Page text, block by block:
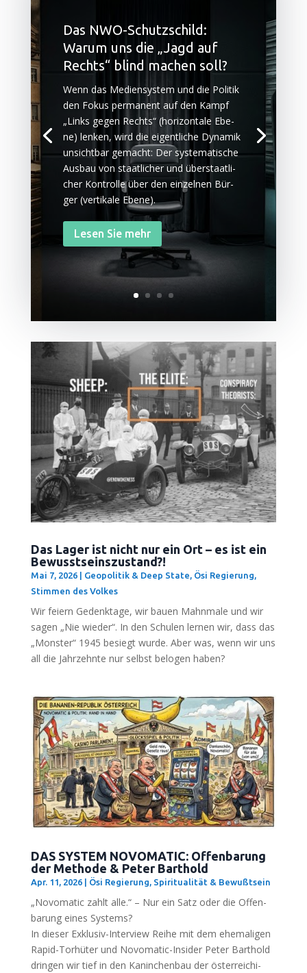
Das NWO-Schutzschild:
Warum uns die „Jagd auf
Rechts“ blind machen soll?
Wenn das Medi­en­sys­tem und die Poli­tik
den Fokus per­ma­nent auf den Kampf
„Links gegen Rechts“ (hori­zon­ta­le Ebe­
ne) len­ken, wird die eigent­li­che Dyna­mik
unsicht­bar gemacht: Der sys­te­ma­ti­sche
Aus­bau von staat­li­cher und über­staat­li­
cher Kon­trol­le über den ein­zel­nen Bür­
ger (ver­ti­ka­le Ebene).
Lesen Sie mehr
Das Lager ist nicht nur ein Ort – es ist ein
Bewusstseinszustand?!
Mai 7, 2026| Geopolitik & Deep State, Ösi Regierung,
Stimmen des Volkes
Wir fei­ern Gedenk­ta­ge, wir bau­en Mahn­ma­le und wir
sagen „Nie wie­der“. In den Schu­len ler­nen wir, dass das
„Mons­ter“ 1945 besiegt wur­de. Aber was, wenn wir uns
all die Jahr­zehn­te nur selbst belo­gen haben?
DAS SYSTEM NOVOMATIC: Offenbarung
der Methode & Peter Barthold
Apr. 11, 2026| Ösi Regierung, Spiritualität & Bewußtsein
„Novo­ma­tic zahlt alle.“ – Nur ein Satz oder die Offen­
ba­rung eines Systems?
In die­ser Exklu­siv-Inter­view Rei­he mit dem ehe­ma­li­gen
Rapid-Tor­hü­ter und Novo­ma­tic-Insi­der Peter Bar­thold
drin­gen wir tief in den Kanin­chen­bau der öster­rei­chi­